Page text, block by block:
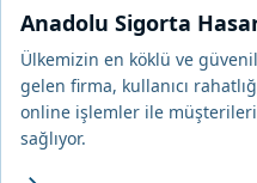
Anadolu Sigorta
Ülkemizin en köklü ve
gelen firma, kullanıcı
online işlemler ile
sağlıyor.